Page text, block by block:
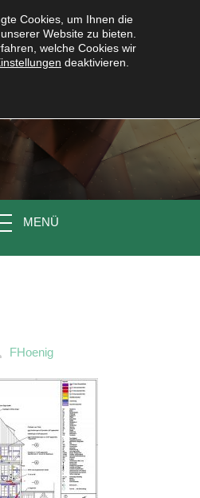
MENÜ
FHoenig
Cookies, um Ihnen die
Website zu bieten.
welche Cookies wir
deaktivieren.